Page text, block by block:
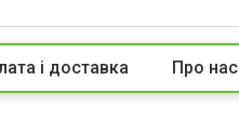
і доставка Про нас